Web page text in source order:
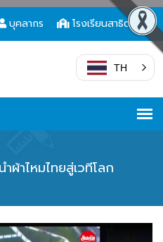
บุคลากร โรงเรียนสาธิต
TH
ผ้าไหมไทยสู่เวทีโลก